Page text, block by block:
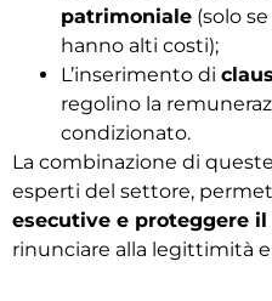
patrimoniale (solo
hanno alti costi);
L’inserimento di
regolino la
condizionato.
La combinazione di
esperti del settore,
esecutive e proteggere
rinunciare alla legittimità e